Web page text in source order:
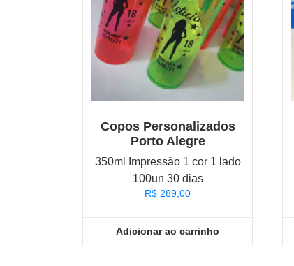
Copos Personalizados
Porto Alegre
350ml Impressão 1 cor 1 lado
100un 30 dias
R$ 289,00
Adicionar ao carrinho